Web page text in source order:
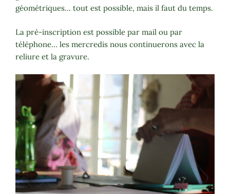
géométriques… tout est possible, mais il faut du temps.
La pré-inscription est possible par mail ou par
téléphone… les mercredis nous continuerons avec la
reliure et la gravure.